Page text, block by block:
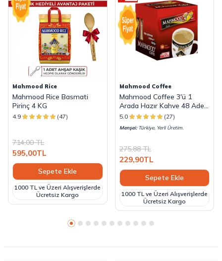
Mahmood Rice
Mahmood Rice Basmati
Pirinç 4 KG
4.9 (47)
714,00TL
595,00TL
Sepete Ekle
1000 TL ve Üzeri Alışverişlerde
Ücretsiz Kargo
Mahmood Coffee
Mahmood Coffee 3'ü 1
Arada Hazır Kahve 48 Adet
x 18 G
5.0 (27)
Menşei:Türkiye, Yerli Üretim.
275,88TL
229,90TL
Sepete Ekle
1000 TL ve Üzeri Alışverişlerde
Ücretsiz Kargo